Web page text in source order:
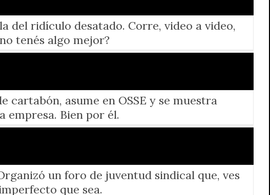
del ridículo desatado. Corre, video a video,
tenés algo mejor?
asume en OSSE y se muestra
empresa. Bien por él.
un foro de juventud sindical que, ves
que sea.